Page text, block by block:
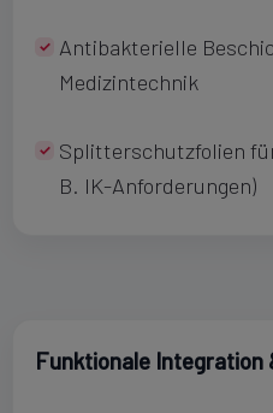
Antibakterielle
Medizintechnik
Splitterschutzfolien
B. IK-Anforderungen)
Funktionale